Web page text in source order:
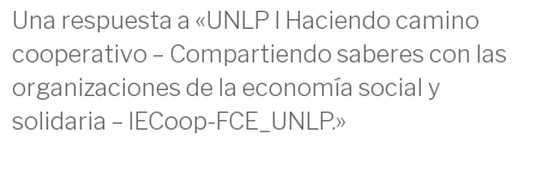
Una respuesta a «UNLP I Haciendo camino
cooperativo – Compartiendo saberes con las
organizaciones de la economía social y
solidaria – IECoop-FCE_UNLP.»